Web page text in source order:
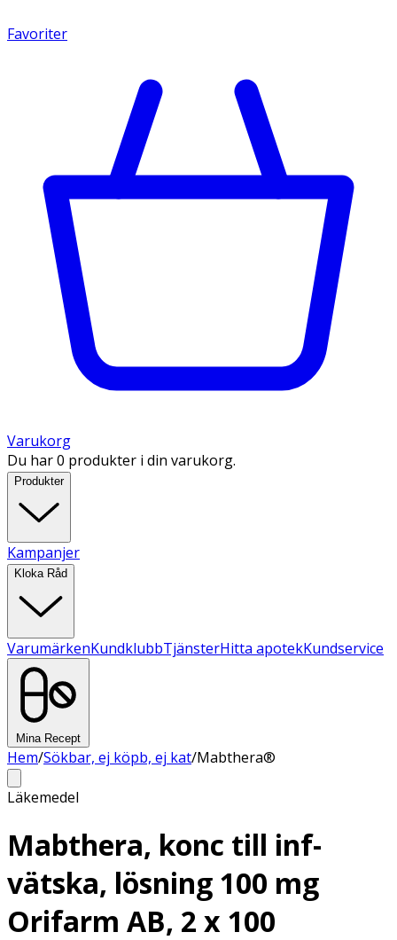
Favoriter
Varukorg
Du har 0 produkter i din varukorg.
Produkter
Kampanjer
Kloka Råd
VarumärkenKundklubbTjänsterHitta apotekKundservice
Mina Recept
Hem/Sökbar, ej köpb, ej kat/Mabthera®
Läkemedel
Mabthera, konc till inf-
vätska, lösning 100 mg
Orifarm AB, 2 x 100